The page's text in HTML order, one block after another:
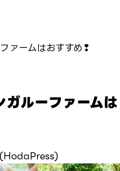
ァームはおすすめ❢
ルーファームは